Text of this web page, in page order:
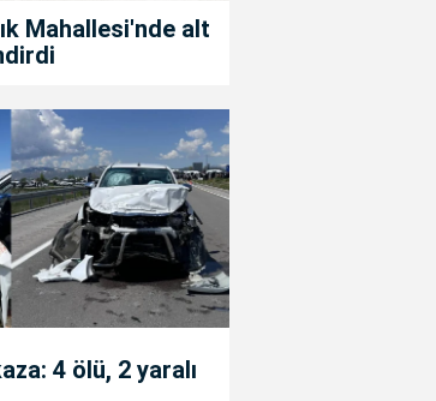
Mahallesi'nde alt
4 ölü, 2 yaralı